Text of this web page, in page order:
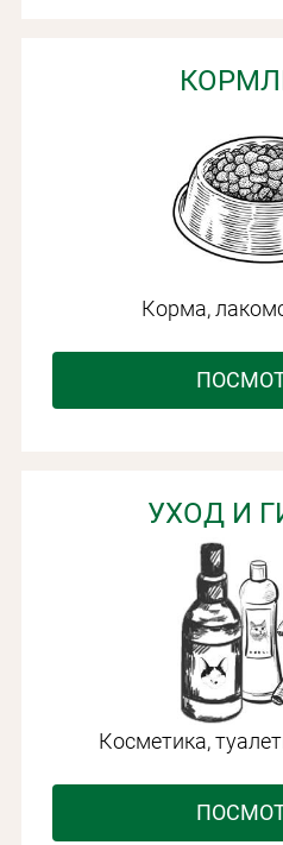
Корма,
УХОД И
Косметика,